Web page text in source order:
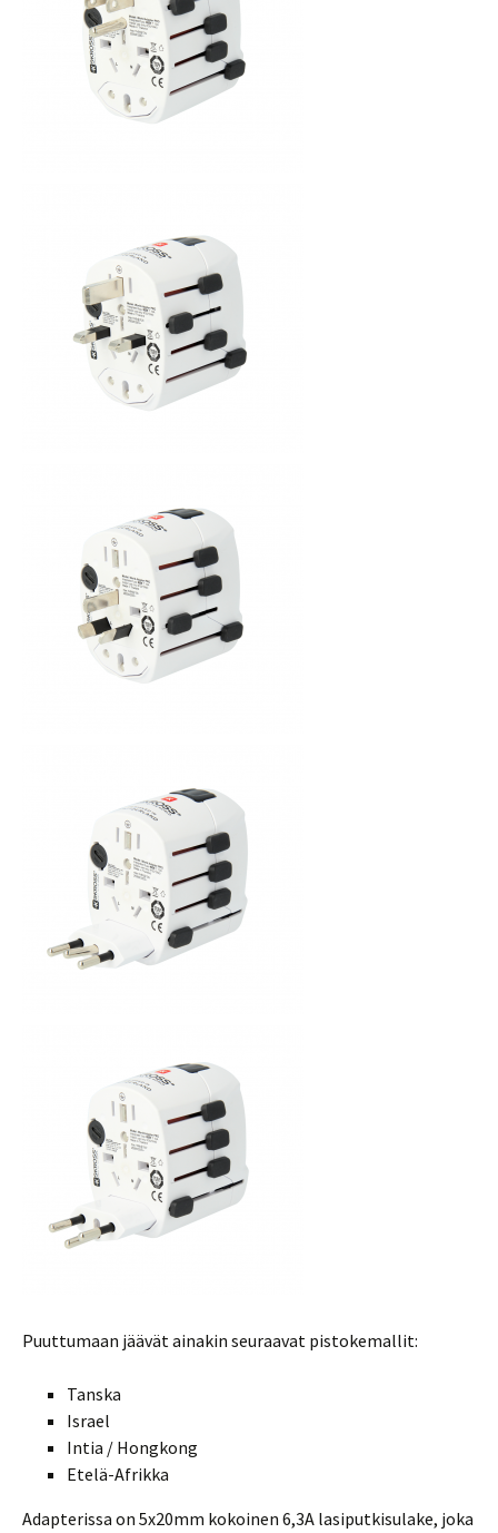
Puuttumaan jäävät ainakin seuraavat pistokemallit:
Tanska
Israel
Intia / Hongkong
Etelä-Afrikka
Adapterissa on 5x20mm kokoinen 6,3A lasiputkisulake, joka